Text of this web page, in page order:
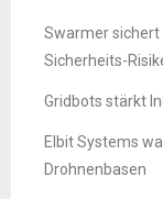
Swarmer
Sicherheits-
Gridbots stärkt
Elbit Systems
Drohnenbasen